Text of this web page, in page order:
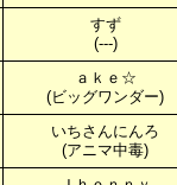
すず
(---)
ａｋｅ☆
(ビッグワンダー)
いちさんにんろ
(アニマ中毒)